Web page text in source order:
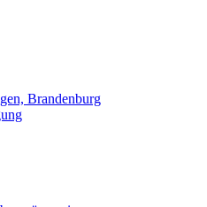
Brandenburg